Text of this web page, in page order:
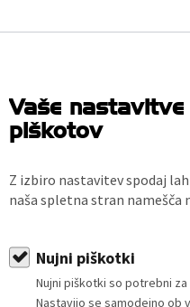
Vaše nastavitve
piškotov
Z izbiro nastavitev spodaj
naša spletna stran namešča
Nujni piškotki
Nujni piškotki so potrebni
Nastavijo se samodejno ob